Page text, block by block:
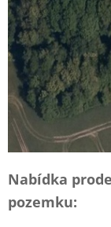
Nabídka
pozemku: